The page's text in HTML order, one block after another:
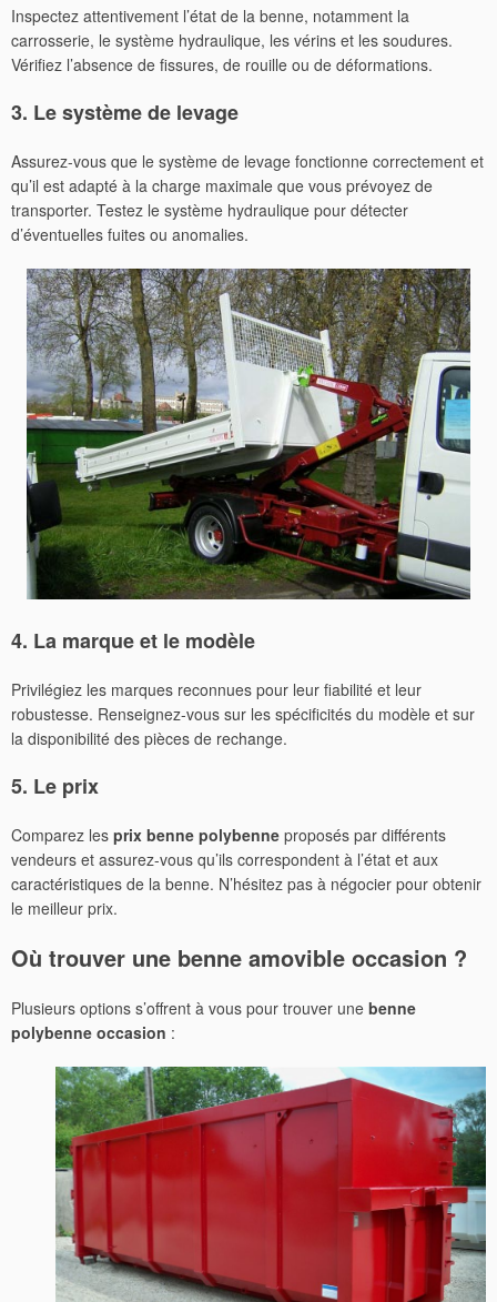
Inspectez attentivement l’état de la benne, notamment la
carrosserie, le système hydraulique, les vérins et les soudures.
Vérifiez l’absence de fissures, de rouille ou de déformations.
3. Le système de levage
Assurez-vous que le système de levage fonctionne correctement et
qu’il est adapté à la charge maximale que vous prévoyez de
transporter. Testez le système hydraulique pour détecter
d’éventuelles fuites ou anomalies.
4. La marque et le modèle
Privilégiez les marques reconnues pour leur fiabilité et leur
robustesse. Renseignez-vous sur les spécificités du modèle et sur
la disponibilité des pièces de rechange.
5. Le prix
Comparez les prix benne polybenne proposés par différents
vendeurs et assurez-vous qu’ils correspondent à l’état et aux
caractéristiques de la benne. N’hésitez pas à négocier pour obtenir
le meilleur prix.
Où trouver une benne amovible occasion ?
Plusieurs options s’offrent à vous pour trouver une benne
polybenne occasion :